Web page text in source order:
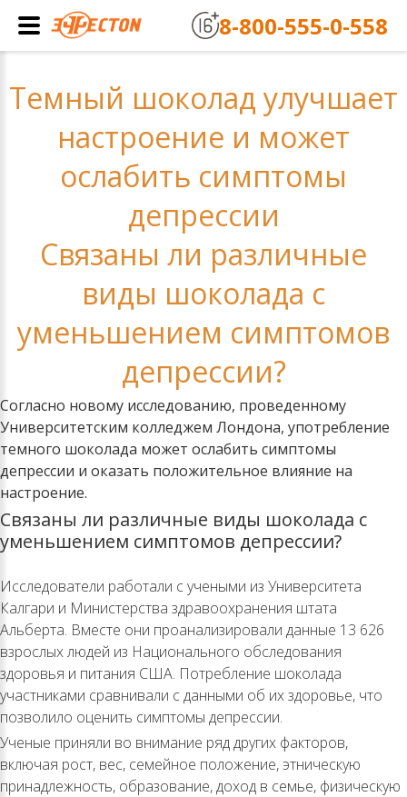
Темный шоколад улучшает
настроение и может
ослабить симптомы
депрессии
Связаны ли различные
виды шоколада с
уменьшением симптомов
депрессии?
Согласно новому исследованию, проведенному
Университетским колледжем Лондона, употребление
темного шоколада может ослабить симптомы
депрессии и оказать положительное влияние на
настроение.
Связаны ли различные виды шоколада с
уменьшением симптомов депрессии?
Исследователи работали с учеными из Университета
Калгари и Министерства здравоохранения штата
Альберта. Вместе они проанализировали данные 13 626
взрослых людей из Национального обследования
здоровья и питания США. Потребление шоколада
участниками сравнивали с данными об их здоровье, что
позволило оценить симптомы депрессии.
Ученые приняли во внимание ряд других факторов,
включая рост, вес, семейное положение, этническую
принадлежность, образование, доход в семье, физическую
8-800-555-0-558